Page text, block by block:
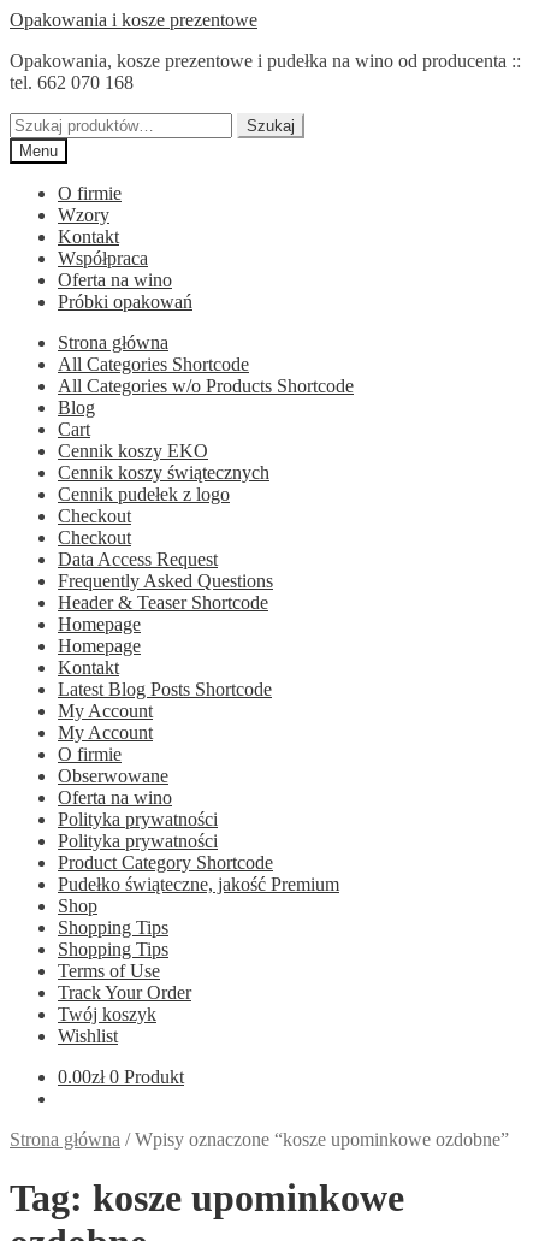
Przejdź
nawigacji
Przejdź
treści
Opakowania i kosze prezentowe
Opakowania, kosze prezentowe i pudełka na wino od producenta ::
tel. 662 070 168
Szukaj:
Szukaj
Menu
O firmie
Wzory
Kontakt
Współpraca
Oferta na wino
Próbki opakowań
Strona główna
All Categories Shortcode
All Categories w/o Products Shortcode
Blog
Cart
Cennik koszy EKO
Cennik koszy świątecznych
Cennik pudełek z logo
Checkout
Checkout
Data Access Request
Frequently Asked Questions
Header & Teaser Shortcode
Homepage
Homepage
Kontakt
Latest Blog Posts Shortcode
My Account
My Account
O firmie
Obserwowane
Oferta na wino
Polityka prywatności
Polityka prywatności
Product Category Shortcode
Pudełko świąteczne, jakość Premium
Shop
Shopping Tips
Shopping Tips
Terms of Use
Track Your Order
Twój koszyk
Wishlist
0.00zł 0 Produkt
Strona główna /Wpisy oznaczone “kosze upominkowe ozdobne”
Tag: kosze upominkowe